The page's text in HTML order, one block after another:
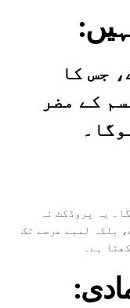
کے مضر
یہ پروڈکٹ نہ
بلکہ لمبے عرصے تک
:اعتماد اور خود اعتمادی